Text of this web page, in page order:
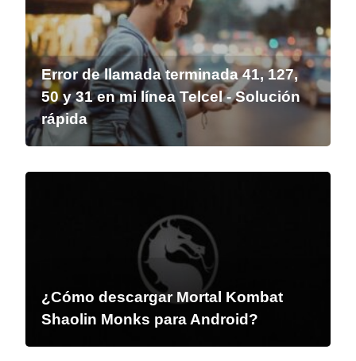
Error de llamada terminada 41, 127,
50 y 31 en mi línea Telcel - Solución
rápida
¿Cómo descargar Mortal Kombat
Shaolin Monks para Android?